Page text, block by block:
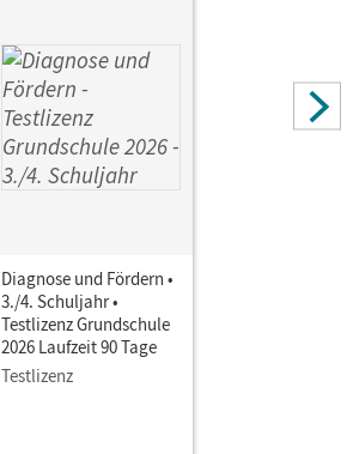
Diagnose und Fördern •
3./4. Schuljahr •
Testlizenz Grundschule
2026 Laufzeit 90 Tage
Testlizenz